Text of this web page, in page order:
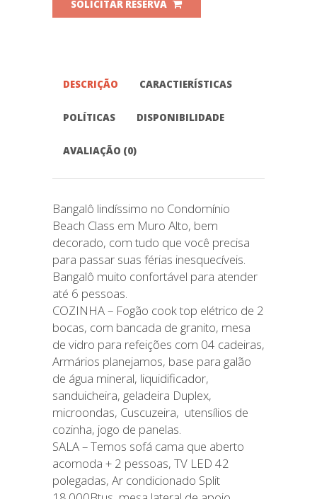
SOLICITAR RESERVA
DESCRIÇÃO CARACTIERÍSTICAS
POLÍTICAS DISPONIBILIDADE
AVALIAÇÃO (0)
Bangalô lindíssimo no Condomínio
Beach Class em Muro Alto, bem
decorado, com tudo que você precisa
para passar suas férias inesquecíveis.
Bangalô muito confortável para atender
até 6 pessoas.
COZINHA – Fogão cook top elétrico de 2
bocas, com bancada de granito, mesa
de vidro para refeições com 04 cadeiras,
Armários planejamos, base para galão
de água mineral, liquidificador,
sanduicheira, geladeira Duplex,
microondas, Cuscuzeira, utensílios de
cozinha, jogo de panelas.
SALA – Temos sofá cama que aberto
acomoda + 2 pessoas, TV LED 42
polegadas, Ar condicionado Split